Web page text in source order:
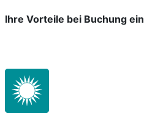
Ihre Vorteile bei Buchung